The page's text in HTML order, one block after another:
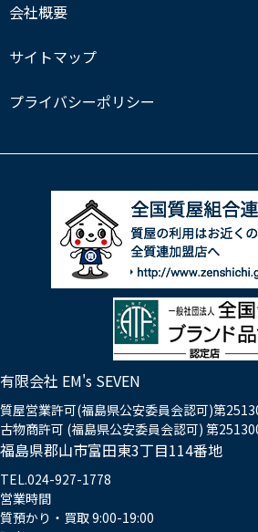
会社概要
サイトマップ
プライバシーポリシー
有限会社 EM's SEVEN
質屋営業許可(福島県公安委員会認可)第
古物商許可 (福島県公安委員会認可) 第
福島県郡山市富田東3丁目114番地
TEL.024-927-1778
営業時間
質預かり・買取 9:00-19:00